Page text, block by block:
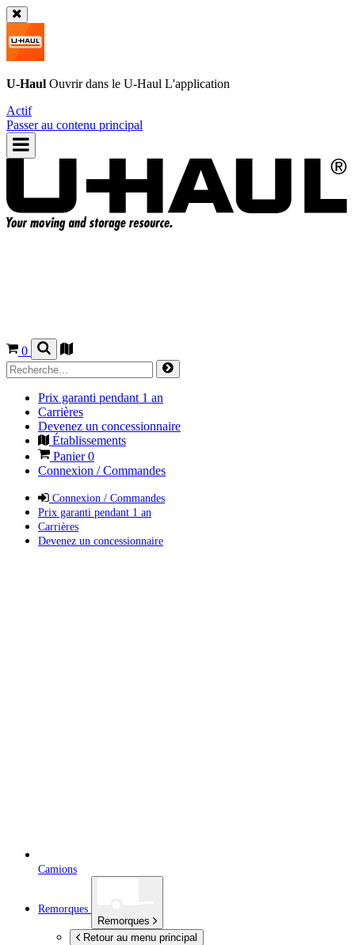
U-Haul Ouvrir dans le U-Haul L'application
Actif
Passer au contenu principal
0
Prix garanti pendant 1 an
Carrières
Devenez un concessionnaire
Établissements
Panier0
Connexion / Commandes
Connexion / Commandes
Prix garanti pendant 1 an
Carrières
Devenez un concessionnaire
Camions
Remorques
Remorques
Retour au menu principal